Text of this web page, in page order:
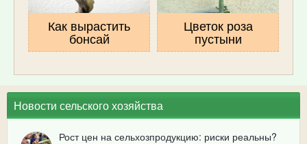
Как вырастить
бонсай
Цветок роза
пустыни
Новости сельского хозяйства
Рост цен на сельхозпродукцию: риски реальны?